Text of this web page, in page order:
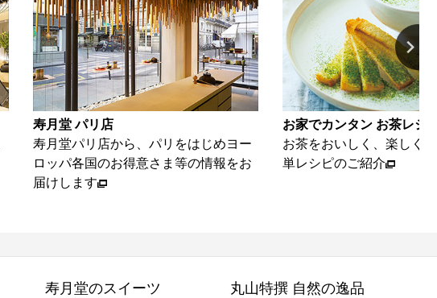
お家でカンタン お茶レシピ
お茶をおいしく、楽しくいただける簡
単レシピのご紹介
動画ギャラリー
海苔とお茶を、美味しく
ご紹介いたします
寿月堂のスイーツ 丸山特撰 自然の逸品